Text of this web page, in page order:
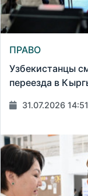
ПРАВО
Узбекистанцы
переезда в
31.07.2026 14:51